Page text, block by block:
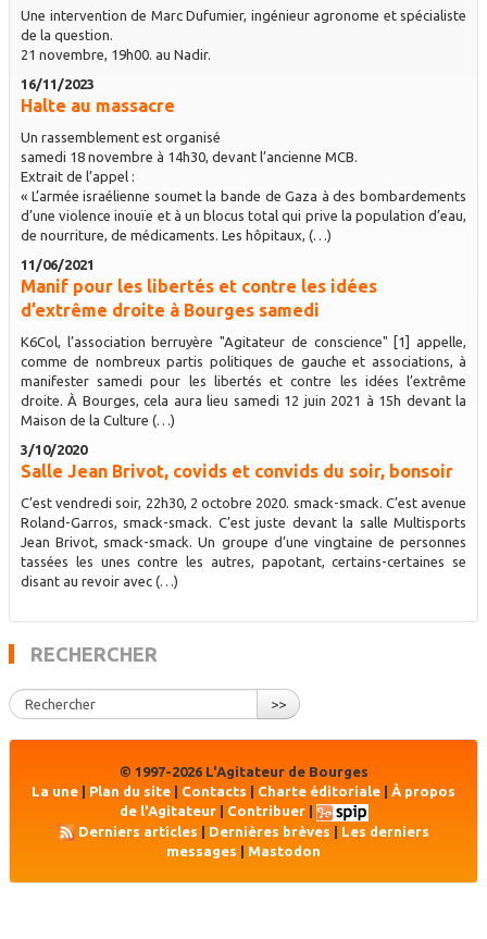
Une intervention de Marc Dufumier, ingénieur agronome et spécialiste
de la question.
21 novembre, 19h00. au Nadir.
16/11/2023
Halte au massacre
Un rassemblement est organisé
samedi 18 novembre à 14h30, devant l’ancienne MCB.
Extrait de l’appel :
« L’armée israélienne soumet la bande de Gaza à des bombardements
d’une violence inouïe et à un blocus total qui prive la population d’eau,
de nourriture, de médicaments. Les hôpitaux, (…)
11/06/2021
Manif pour les libertés et contre les idées
d’extrême droite à Bourges samedi
K6Col, l’association berruyère "Agitateur de conscience" [1] appelle,
comme de nombreux partis politiques de gauche et associations, à
manifester samedi pour les libertés et contre les idées l’extrême
droite. À Bourges, cela aura lieu samedi 12 juin 2021 à 15h devant la
Maison de la Culture (…)
3/10/2020
Salle Jean Brivot, covids et convids du soir, bonsoir
C’est vendredi soir, 22h30, 2 octobre 2020. smack-smack. C’est avenue
Roland-Garros, smack-smack. C’est juste devant la salle Multisports
Jean Brivot, smack-smack. Un groupe d’une vingtaine de personnes
tassées les unes contre les autres, papotant, certains-certaines se
disant au revoir avec (…)
RECHERCHER
>>
© 1997-2026 L'Agitateur de Bourges
La une
Plan du site Contacts Charte éditoriale
À propos
de l'Agitateur| Contribuer|
Derniers articles | Dernières brèves | Les derniers
messages
Mastodon